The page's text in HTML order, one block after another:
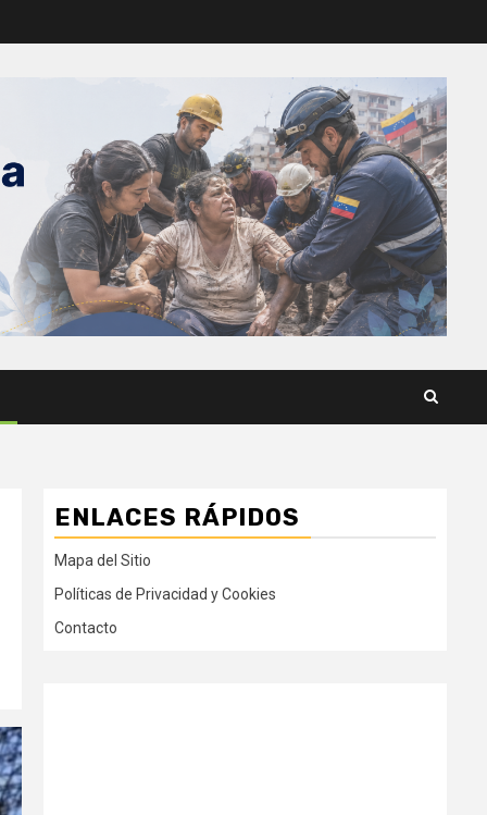
ENLACES RÁPIDOS
Mapa del Sitio
Políticas de Privacidad y Cookies
Contacto